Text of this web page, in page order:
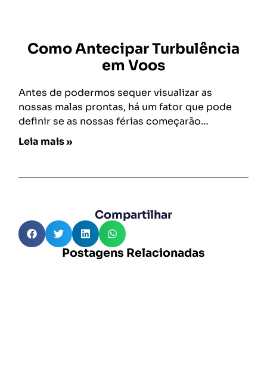
Como Antecipar Turbulência
em Voos
Antes de podermos sequer visualizar as
nossas malas prontas, há um fator que pode
definir se as nossas férias começarão…
Leia mais »
Compartilhar
Postagens Relacionadas